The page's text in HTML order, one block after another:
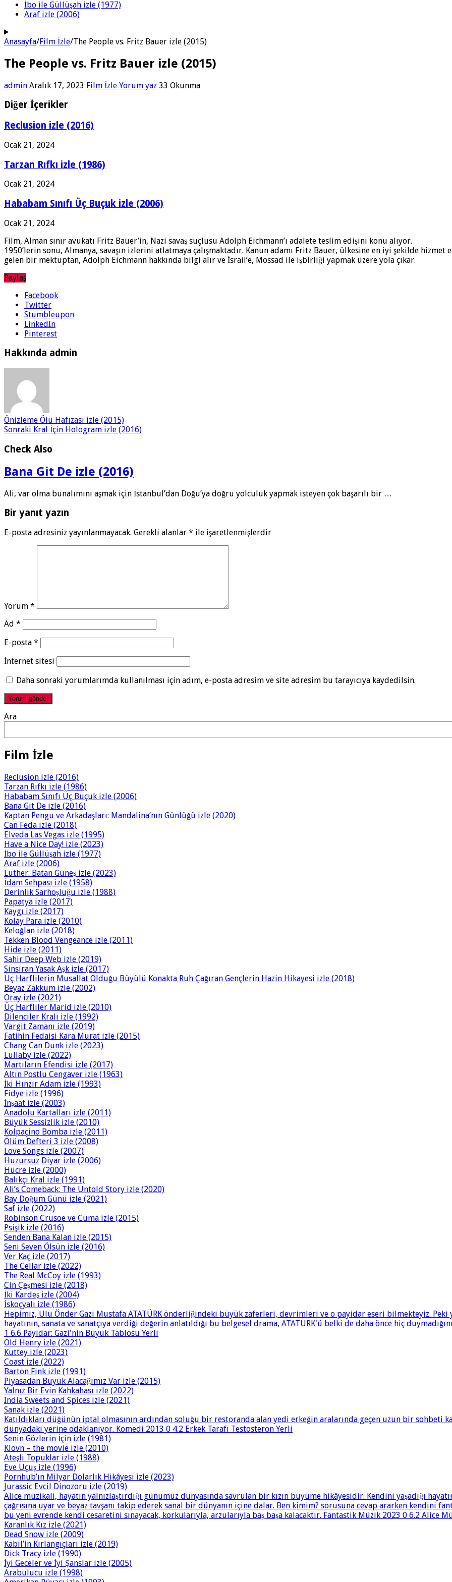
İbo ile Güllüşah izle (1977)
Araf izle (2006)
Anasayfa/Film İzle/The People vs. Fritz Bauer izle (2015)
The People vs. Fritz Bauer izle (2015)
admin Aralık 17, 2023 Film İzle Yorum yaz 33 Okunma
Diğer İçerikler
Reclusion izle (2016)
Ocak 21, 2024
Tarzan Rıfkı izle (1986)
Ocak 21, 2024
Hababam Sınıfı Üç Buçuk izle (2006)
Ocak 21, 2024
Film, Alman sınır avukatı Fritz Bauer’in, Nazi savaş suçlusu Adolph Eichmann’ı adalete teslim edişini konu alıyor.
1950’lerin sonu, Almanya, savaşın izlerini atlatmaya çalışmaktadır. Kanun adamı Fritz Bauer, ülkesine en iyi şekilde
gelen bir mektuptan, Adolph Eichmann hakkında bilgi alır ve İsrail’e, Mossad ile işbirliği yapmak üzere yola çıkar.
Paylaş
Facebook
Twitter
Stumbleupon
LinkedIn
Pinterest
Hakkında admin
Önizleme Ölü Hafızası izle (2015)
Sonraki Kral İçin Hologram izle (2016)
Check Also
Bana Git De izle (2016)
Ali, var olma bunalımını aşmak için İstanbul’dan Doğu’ya doğru yolculuk yapmak isteyen çok başarılı bir …
Bir yanıt yazın
E-posta adresiniz yayınlanmayacak. Gerekli alanlar * ile işaretlenmişlerdir
Yorum *
Ad *
E-posta *
İnternet sitesi
Daha sonraki yorumlarımda kullanılması için adım, e-posta adresim ve site adresim bu tarayıcıya kaydedilsin.
Ara
Film İzle
Reclusion izle (2016)
Tarzan Rıfkı izle (1986)
Hababam Sınıfı Üç Buçuk izle (2006)
Bana Git De izle (2016)
Kaptan Pengu ve Arkadaşları: Mandalina’nın Günlüğü izle (2020)
Can Feda izle (2018)
Elveda Las Vegas izle (1995)
Have a Nice Day! izle (2023)
İbo ile Güllüşah izle (1977)
Araf izle (2006)
Luther: Batan Güneş izle (2023)
İdam Sehpası izle (1958)
Derinlik Sarhoşluğu izle (1988)
Papatya izle (2017)
Kaygı izle (2017)
Kolay Para izle (2010)
Keloğlan izle (2018)
Tekken Blood Vengeance izle (2011)
Hide izle (2011)
Sahir Deep Web izle (2019)
Sinsiran Yasak Aşk izle (2017)
Üç Harflilerin Musallat Olduğu Büyülü Konakta Ruh Çağıran Gençlerin Hazin Hikayesi izle (2018)
Beyaz Zakkum izle (2002)
Oray izle (2021)
Üç Harfliler Marid izle (2010)
Dilenciler Kralı izle (1992)
Vargit Zamanı izle (2019)
Fatihin Fedaisi Kara Murat izle (2015)
Chang Can Dunk izle (2023)
Lullaby izle (2022)
Martıların Efendisi izle (2017)
Altın Postlu Cengaver izle (1963)
İki Hınzır Adam izle (1993)
Fidye izle (1996)
İnşaat izle (2003)
Anadolu Kartalları izle (2011)
Büyük Sessizlik izle (2010)
Kolpaçino Bomba izle (2011)
Ölüm Defteri 3 izle (2008)
Love Songs izle (2007)
Huzursuz Diyar izle (2006)
Hücre izle (2000)
Balıkçı Kral izle (1991)
Ali’s Comeback: The Untold Story izle (2020)
Bay Doğum Günü izle (2021)
Saf izle (2022)
Robinson Crusoe ve Cuma izle (2015)
Psişik izle (2016)
Senden Bana Kalan izle (2015)
Seni Seven Ölsün izle (2016)
Ver Kaç izle (2017)
The Cellar izle (2022)
The Real McCoy izle (1993)
Cin Çeşmesi izle (2018)
İki Kardeş izle (2004)
İskoçyalı izle (1986)
Hepimiz, Ulu Önder Gazi Mustafa ATATÜRK önderliğindeki büyük zaferleri, devrimleri ve o payidar eseri bilmekteyiz. Peki
hayatının, sanata ve sanatçıya verdiği değerin anlatıldığı bu belgesel drama, ATATÜRK'ü belki de daha önce hiç
1 6.6 Payidar: Gazi'nin Büyük Tablosu Yerli
Old Henry izle (2021)
Kuttey izle (2023)
Coast izle (2022)
Barton Fink izle (1991)
Piyasadan Büyük Alacağımız Var izle (2015)
Yalnız Bir Evin Kahkahası izle (2022)
India Sweets and Spices izle (2021)
Sanak izle (2021)
Katıldıkları düğünün iptal olmasının ardından soluğu bir restoranda alan yedi erkeğin aralarında geçen uzun bir sohbeti
dünyadaki yerine odaklanıyor. Komedi 2013 0 4.2 Erkek Tarafı Testosteron Yerli
Senin Gözlerin İçin izle (1981)
Klovn – the movie izle (2010)
Ateşli Topuklar izle (1988)
Eve Uçuş izle (1996)
Pornhub’ın Milyar Dolarlık Hikâyesi izle (2023)
Jurassic Evcil Dinozoru izle (2019)
Alice müzikali, hayatın yalnızlaştırdığı günümüz dünyasında savrulan bir kızın büyüme hikâyesidir. Kendini yaşadığı
çağrısına uyar ve beyaz tavşanı takip ederek sanal bir dünyanın içine dalar. Ben kimim? sorusuna cevap ararken kendini
bu yeni evrende kendi cesaretini sınayacak, korkularıyla, arzularıyla baş başa kalacaktır. Fantastik Müzik 2023 0 6.2 Alice
Karanlık Kız izle (2021)
Dead Snow izle (2009)
Kabil’in Kırlangıçları izle (2019)
Dick Tracy izle (1990)
İyi Geceler ve İyi Şanslar izle (2005)
Arabulucu izle (1998)